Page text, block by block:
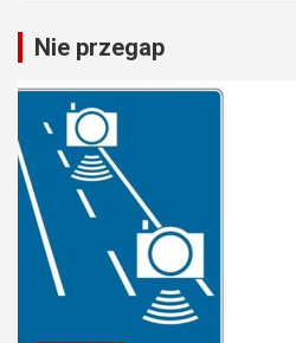
Nie przegap